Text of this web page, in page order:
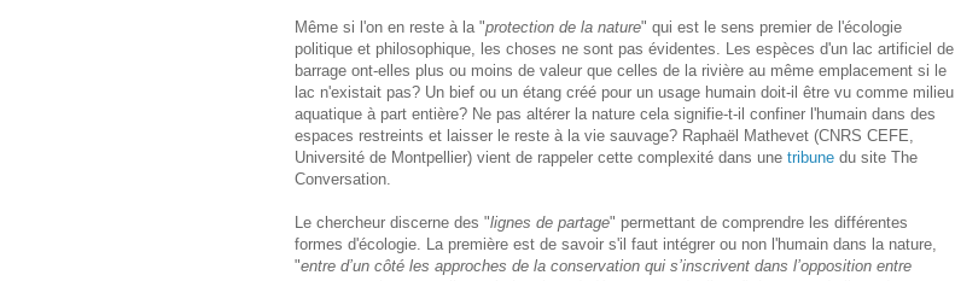
Même si l'on en reste à la "protection de la nature" qui est le sens premier de l'écologie
politique et philosophique, les choses ne sont pas évidentes. Les espèces d'un lac artificiel de
barrage ont-elles plus ou moins de valeur que celles de la rivière au même emplacement si le
lac n'existait pas? Un bief ou un étang créé pour un usage humain doit-il être vu comme milieu
aquatique à part entière? Ne pas altérer la nature cela signifie-t-il confiner l'humain dans des
espaces restreints et laisser le reste à la vie sauvage? Raphaël Mathevet (CNRS CEFE,
Université de Montpellier) vient de rappeler cette complexité dans une tribune du site The
Conversation.
Le chercheur discerne des "lignes de partage" permettant de comprendre les différentes
formes d'écologie. La première est de savoir s'il faut intégrer ou non l'humain dans la nature,
"entre d’un côté les approches de la conservation qui s’inscrivent dans l’opposition entre